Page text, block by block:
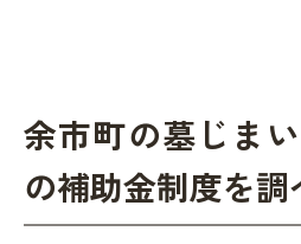
余市町の墓じまい
の補助金制度を調